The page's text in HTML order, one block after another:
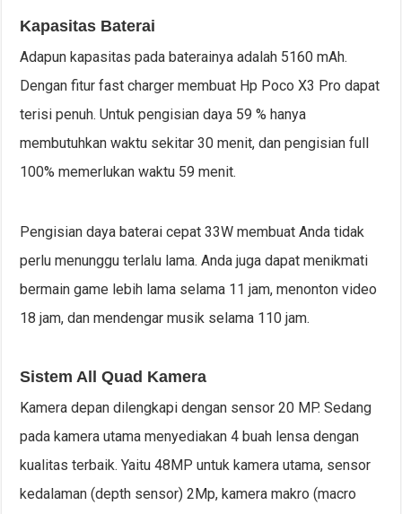
Kapasitas Baterai
Adapun kapasitas pada baterainya adalah 5160 mAh.
Dengan fitur fast charger membuat Hp Poco X3 Pro dapat
terisi penuh. Untuk pengisian daya 59 % hanya
membutuhkan waktu sekitar 30 menit, dan pengisian full
100% memerlukan waktu 59 menit.
Pengisian daya baterai cepat 33W membuat Anda tidak
perlu menunggu terlalu lama. Anda juga dapat menikmati
bermain game lebih lama selama 11 jam, menonton video
18 jam, dan mendengar musik selama 110 jam.
Sistem All Quad Kamera
Kamera depan dilengkapi dengan sensor 20 MP. Sedang
pada kamera utama menyediakan 4 buah lensa dengan
kualitas terbaik. Yaitu 48MP untuk kamera utama, sensor
kedalaman (depth sensor) 2Mp, kamera makro (macro